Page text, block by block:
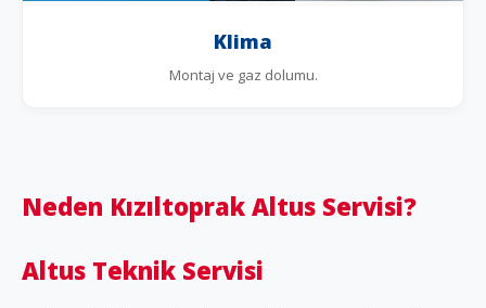
Klima
Montaj ve gaz dolumu.
Neden Kızıltoprak Altus Servisi?
Altus Teknik Servisi